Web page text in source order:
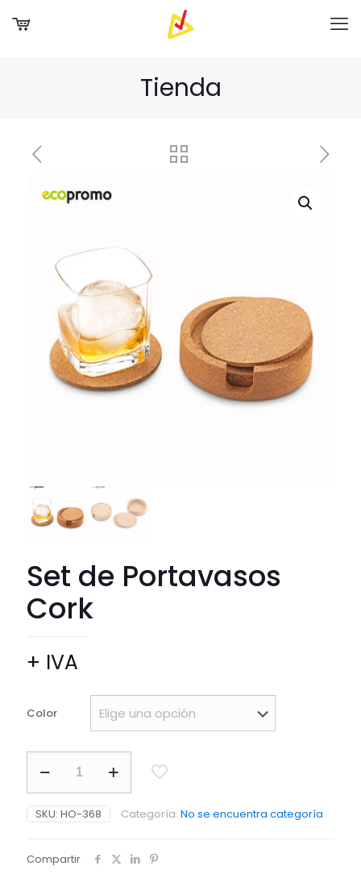
Tienda
Set de Portavasos
Cork
+ IVA
Color
Portavasos
Cork
cantidad
SKU: HO-368 Categoría: No se encuentra categoría
Compartir